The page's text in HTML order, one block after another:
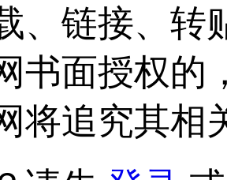
、链接、转
书面授权的
将追究其相